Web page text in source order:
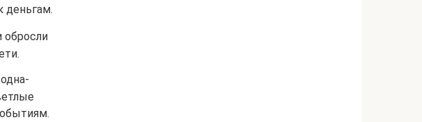
деньгам.
обросли